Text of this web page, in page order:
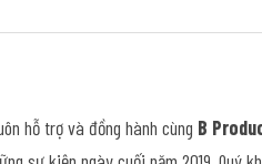
hỗ trợ và đồng hành cùng B